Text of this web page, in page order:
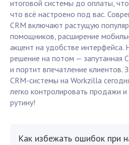
итоговой системы до оплаты,
что всё настроено под вас.
CRM включают растущую
помощников, расширение
акцент на удобстве интерфейса.
решение на потом — запутанная
и портит впечатление клиентов.
CRM-системы на Workzilla
легко контролировать продажи
рутину!
Как избежать ошибок при